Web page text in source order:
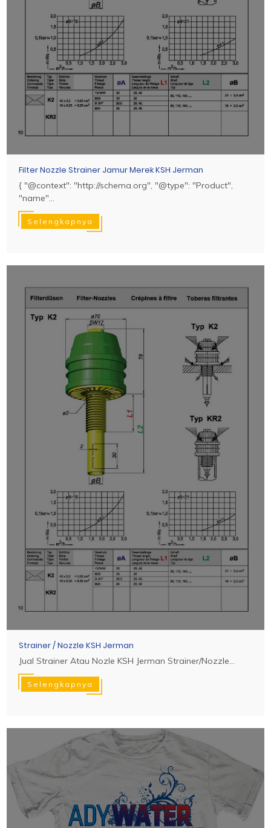
Filter Nozzle Strainer Jamur Merek KSH Jerman
{ "@context": "http://schema.org", "@type": "Product",
"name"...
Selengkapnya
Strainer / Nozzle KSH Jerman
Jual Strainer Atau Nozle KSH Jerman Strainer/Nozzle...
Selengkapnya